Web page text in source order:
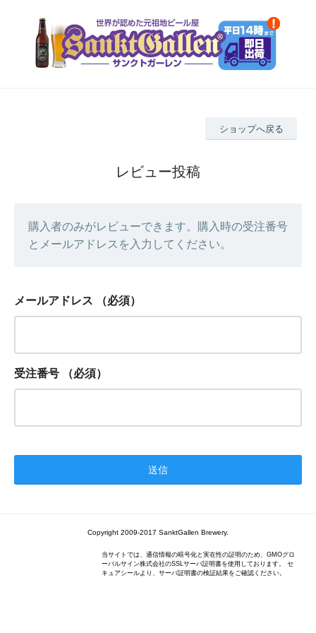
ショップへ戻る
レビュー投稿
購入者のみがレビューできます。購入時の受注番号
とメールアドレスを入力してください。
メールアドレス （必須）
受注番号 （必須）
Copyright 2009-2017 SanktGallen Brewery.
当サイトでは、通信情報の暗号化と実在性の証明のため、GMOグロ
ーバルサイン株式会社のSSLサーバ証明書を使用しております。 セ
キュアシールより、サーバ証明書の検証結果をご確認ください。